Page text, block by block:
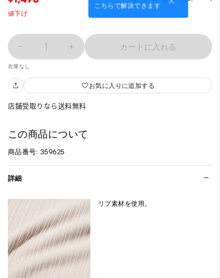
こちらで解決できます
値下げ
1 カートに入れる
在庫なし
お気に入りに追加する
店舗受取りなら送料無料
この商品について
商品番号: 359625
詳細
リブ素材を使用。